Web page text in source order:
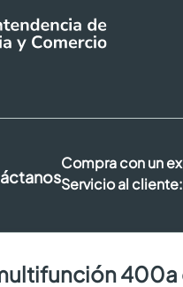
Compra con un
Servicio al cliente: